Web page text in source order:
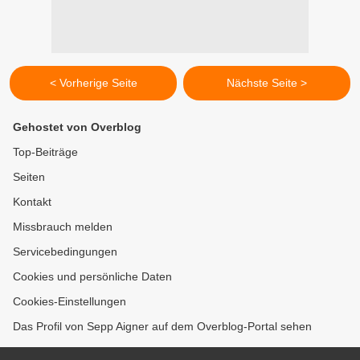
< Vorherige Seite Nächste Seite >
Gehostet von Overblog
Top-Beiträge
Seiten
Kontakt
Missbrauch melden
Servicebedingungen
Cookies und persönliche Daten
Cookies-Einstellungen
Das Profil von Sepp Aigner auf dem Overblog-Portal sehen